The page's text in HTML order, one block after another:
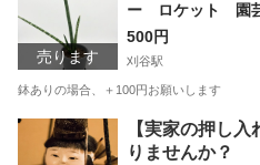
売ります
ー ロケット 園
500円
刈谷駅
鉢ありの場合、＋100円お願いします
愛知 刈谷市 刈谷駅 家庭用品
【実家の押し
りませんか？